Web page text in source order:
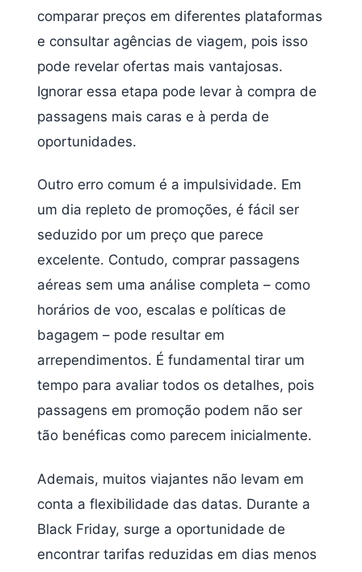
comparar preços em diferentes plataformas
e consultar agências de viagem, pois isso
pode revelar ofertas mais vantajosas.
Ignorar essa etapa pode levar à compra de
passagens mais caras e à perda de
oportunidades.
Outro erro comum é a impulsividade. Em
um dia repleto de promoções, é fácil ser
seduzido por um preço que parece
excelente. Contudo, comprar passagens
aéreas sem uma análise completa – como
horários de voo, escalas e políticas de
bagagem – pode resultar em
arrependimentos. É fundamental tirar um
tempo para avaliar todos os detalhes, pois
passagens em promoção podem não ser
tão benéficas como parecem inicialmente.
Ademais, muitos viajantes não levam em
conta a flexibilidade das datas. Durante a
Black Friday, surge a oportunidade de
encontrar tarifas reduzidas em dias menos